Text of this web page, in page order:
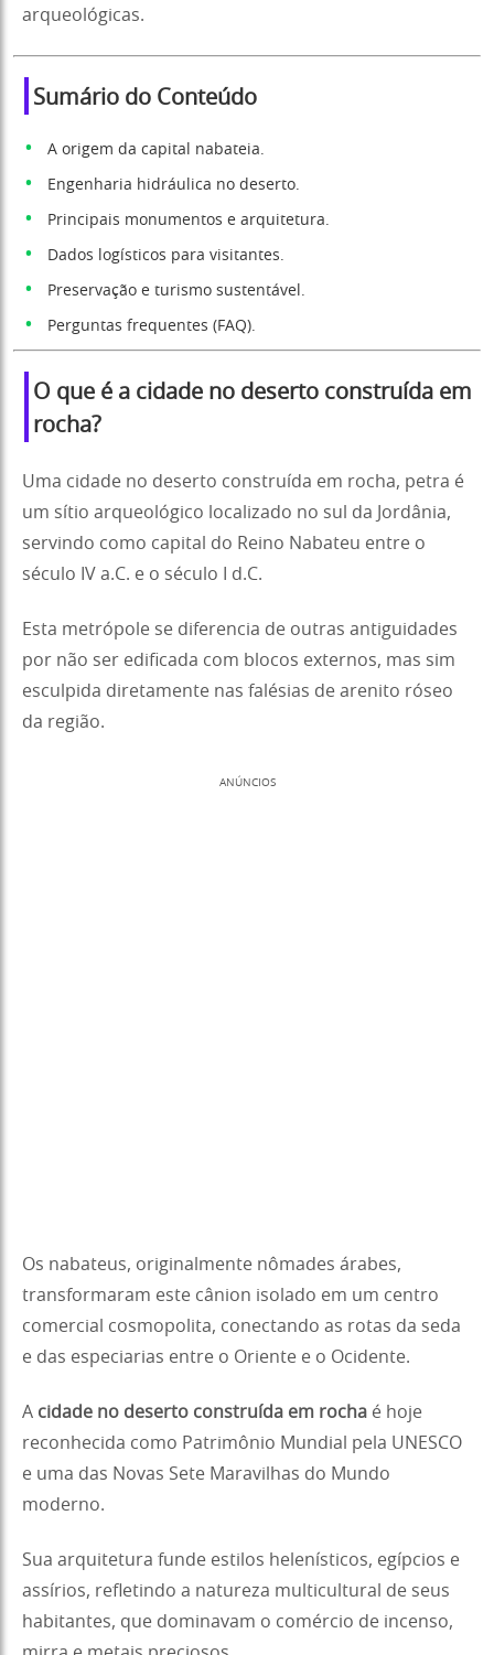
arqueológicas.
Sumário do Conteúdo
A origem da capital nabateia.
Engenharia hidráulica no deserto.
Principais monumentos e arquitetura.
Dados logísticos para visitantes.
Preservação e turismo sustentável.
Perguntas frequentes (FAQ).
O que é a cidade no deserto construída em
rocha?
Uma cidade no deserto construída em rocha, petra é
um sítio arqueológico localizado no sul da Jordânia,
servindo como capital do Reino Nabateu entre o
século IV a.C. e o século I d.C.
Esta metrópole se diferencia de outras antiguidades
por não ser edificada com blocos externos, mas sim
esculpida diretamente nas falésias de arenito róseo
da região.
ANÚNCIOS
Os nabateus, originalmente nômades árabes,
transformaram este cânion isolado em um centro
comercial cosmopolita, conectando as rotas da seda
e das especiarias entre o Oriente e o Ocidente.
A cidade no deserto construída em rocha é hoje
reconhecida como Patrimônio Mundial pela UNESCO
e uma das Novas Sete Maravilhas do Mundo
moderno.
Sua arquitetura funde estilos helenísticos, egípcios e
assírios, refletindo a natureza multicultural de seus
habitantes, que dominavam o comércio de incenso,